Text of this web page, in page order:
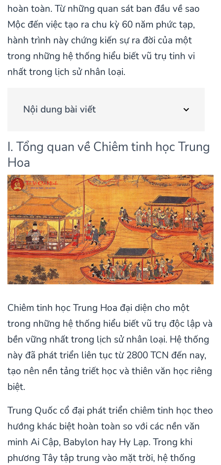
hoàn toàn. Từ những quan sát ban đầu về sao
Mộc đến việc tạo ra chu kỳ 60 năm phức tạp,
hành trình này chứng kiến sự ra đời của một
trong những hệ thống hiểu biết vũ trụ tinh vi
nhất trong lịch sử nhân loại.
Nội dung bài viết
I. Tổng quan về Chiêm tinh học Trung
Hoa
Chiêm tinh học Trung Hoa đại diện cho một
trong những hệ thống hiểu biết vũ trụ độc lập và
bền vững nhất trong lịch sử nhân loại. Hệ thống
này đã phát triển liên tục từ 2800 TCN đến nay,
tạo nên nền tảng triết học và thiên văn học riêng
biệt.
Trung Quốc cổ đại phát triển chiêm tinh học theo
hướng khác biệt hoàn toàn so với các nền văn
minh Ai Cập, Babylon hay Hy Lạp. Trong khi
phương Tây tập trung vào mặt trời, hệ thống